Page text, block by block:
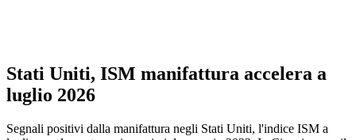
Stati Uniti, ISM manifattura accelera a
luglio 2026
Segnali positivi dalla manifattura negli Stati Uniti, l'indice ISM a